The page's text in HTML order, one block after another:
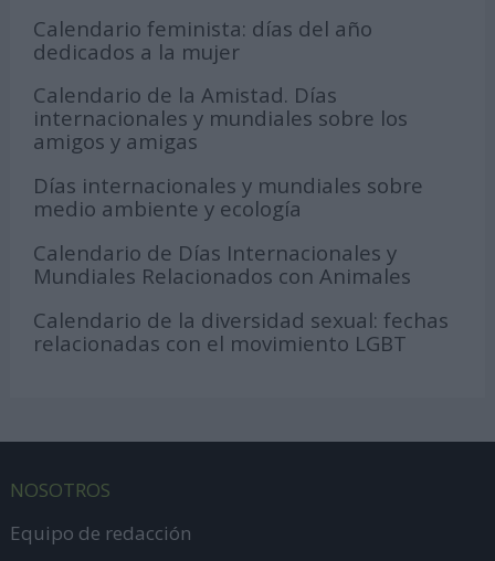
Calendario feminista: días del año
dedicados a la mujer
Calendario de la Amistad. Días
internacionales y mundiales sobre los
amigos y amigas
Días internacionales y mundiales sobre
medio ambiente y ecología
Calendario de Días Internacionales y
Mundiales Relacionados con Animales
Calendario de la diversidad sexual: fechas
relacionadas con el movimiento LGBT
NOSOTROS
Equipo de redacción